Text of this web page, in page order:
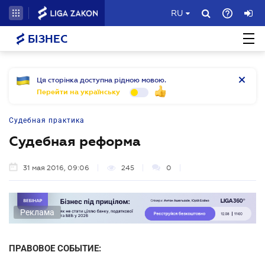
RU
БІЗНЕС
Ця сторінка доступна рідною мовою.
Перейти на українську
Судебная практика
Судебная реформа
31 мая 2016, 09:06 245 0
Реклама
ПРАВОВОЕ СОБЫТИЕ: